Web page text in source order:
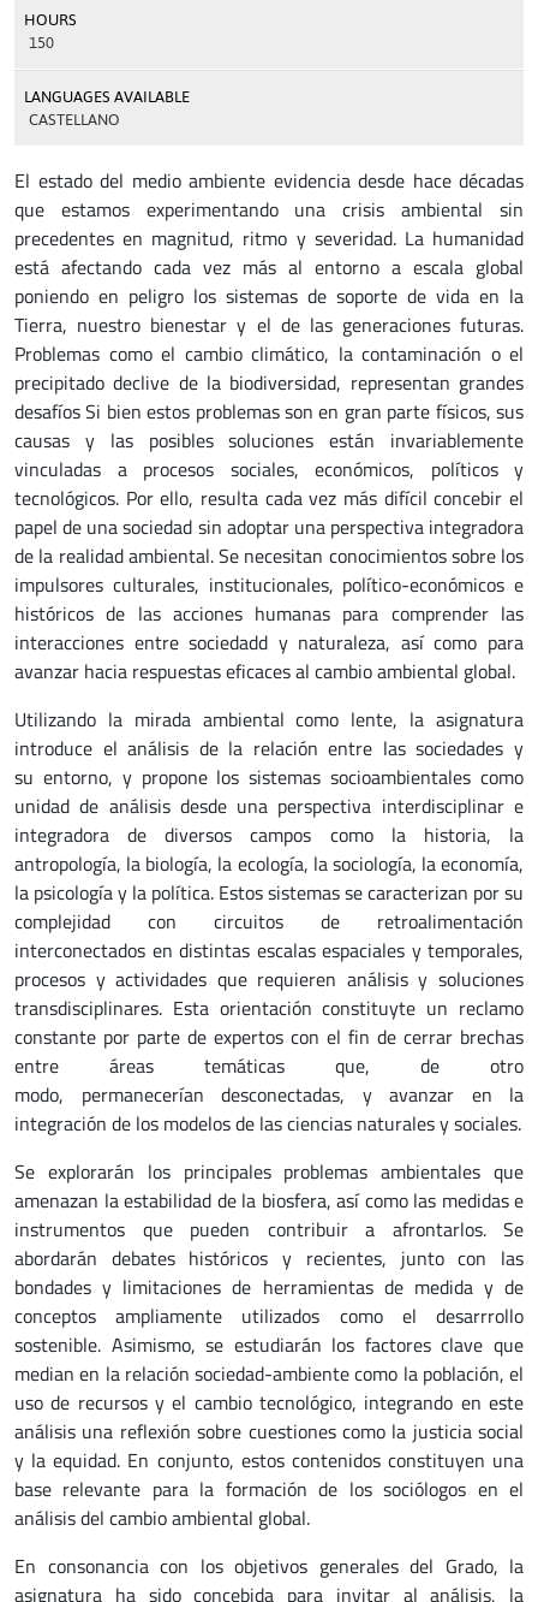
HOURS
150
LANGUAGES AVAILABLE
CASTELLANO
El estado del medio ambiente evidencia desde hace décadas
que estamos experimentando una crisis ambiental sin
precedentes en magnitud, ritmo y severidad. La humanidad
está afectando cada vez más al entorno a escala global
poniendo en peligro los sistemas de soporte de vida en la
Tierra, nuestro bienestar y el de las generaciones futuras.
Problemas como el cambio climático, la contaminación o el
precipitado declive de la biodiversidad, representan grandes
desafíos Si bien estos problemas son en gran parte físicos, sus
causas y las posibles soluciones están invariablemente
vinculadas a procesos sociales, económicos, políticos y
tecnológicos. Por ello, resulta cada vez más difícil concebir el
papel de una sociedad sin adoptar una perspectiva integradora
de la realidad ambiental. Se necesitan conocimientos sobre los
impulsores culturales, institucionales, político-económicos e
históricos de las acciones humanas para comprender las
interacciones entre sociedadd y naturaleza, así como para
avanzar hacia respuestas eficaces al cambio ambiental global.
Utilizando la mirada ambiental como lente, la asignatura
introduce el análisis de la relación entre las sociedades y
su entorno, y propone los sistemas socioambientales como
unidad de análisis desde una perspectiva interdisciplinar e
integradora de diversos campos como la historia, la
antropología, la biología, la ecología, la sociología, la economía,
la psicología y la política. Estos sistemas se caracterizan por su
complejidad con circuitos de retroalimentación
interconectados en distintas escalas espaciales y temporales,
procesos y actividades que requieren análisis y soluciones
transdisciplinares. Esta orientación constituyte un reclamo
constante por parte de expertos con el fin de cerrar brechas
entre áreas temáticas que, de otro
modo, permanecerían desconectadas, y avanzar en la
integración de los modelos de las ciencias naturales y sociales.
Se explorarán los principales problemas ambientales que
amenazan la estabilidad de la biosfera, así como las medidas e
instrumentos que pueden contribuir a afrontarlos. Se
abordarán debates históricos y recientes, junto con las
bondades y limitaciones de herramientas de medida y de
conceptos ampliamente utilizados como el desarrrollo
sostenible. Asimismo, se estudiarán los factores clave que
median en la relación sociedad-ambiente como la población, el
uso de recursos y el cambio tecnológico, integrando en este
análisis una reflexión sobre cuestiones como la justicia social
y la equidad. En conjunto, estos contenidos constituyen una
base relevante para la formación de los sociólogos en el
análisis del cambio ambiental global.
En consonancia con los objetivos generales del Grado, la
asignatura ha sido concebida para invitar al análisis, la